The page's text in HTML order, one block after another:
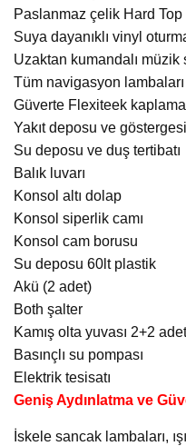
Paslanmaz çelik Hard Top
Suya dayanıklı vinyl
Uzaktan kumandalı
Tüm navigasyon
Güverte Flexiteek kaplama
Yakıt deposu ve göstergesi
Su deposu ve duş tertibatı
Balık luvarı
Konsol altı dolap
Konsol siperlik camı
Konsol cam borusu
Su deposu 60lt plastik
Akü (2 adet)
Both şalter
Kamış olta yuvası 2+2 adet
Basınçlı su pompası
Elektrik tesisatı
Geniş Aydınlatma ve
İskele sancak lambaları,